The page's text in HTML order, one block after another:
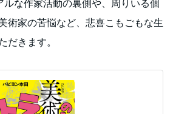
な作家活動の裏側や、周りいる個
術家の苦悩など、悲喜こもごもな生
だきます。